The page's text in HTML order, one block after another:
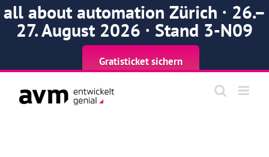
all about automation Zürich · 26.–
27. August 2026 · Stand 3-N09
Gratisticket sichern
Inhalt